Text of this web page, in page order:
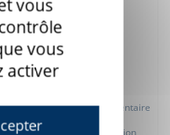
raffinée
pour le contact alimentaire
sur les plastiques
Biological test (classification
vous
vous
activer